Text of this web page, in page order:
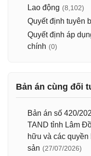
Lao động (8,102)
Quyết định tuyên
Quyết định áp
chính (0)
Bản án cùng đối
Bản án số 420/
TAND tỉnh Lâm
hữu và các
sản (27/07/2026)